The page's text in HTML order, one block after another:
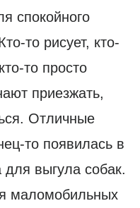
спокойного
то рисует, кто-
то просто
приезжать,
Отличные
то появилась в
выгула собак.
маломобильных